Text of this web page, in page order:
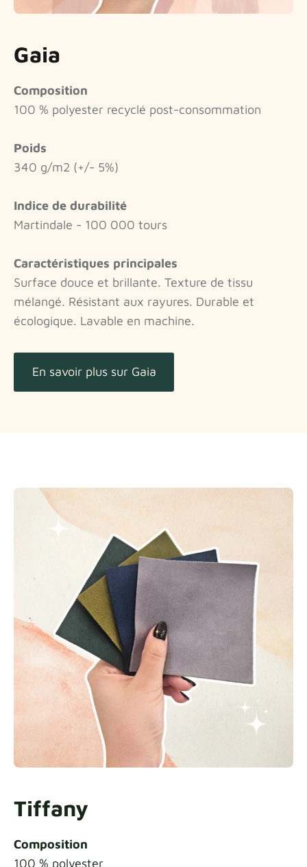
Gaia
Composition
100 % polyester recyclé post-consommation
Poids
340 g/m2 (+/- 5%)
Indice de durabilité
Martindale - 100 000 tours
Caractéristiques principales
Surface douce et brillante. Texture de tissu
mélangé. Résistant aux rayures. Durable et
écologique. Lavable en machine.
En savoir plus sur Gaia
Tiffany
Composition
100 % polyester